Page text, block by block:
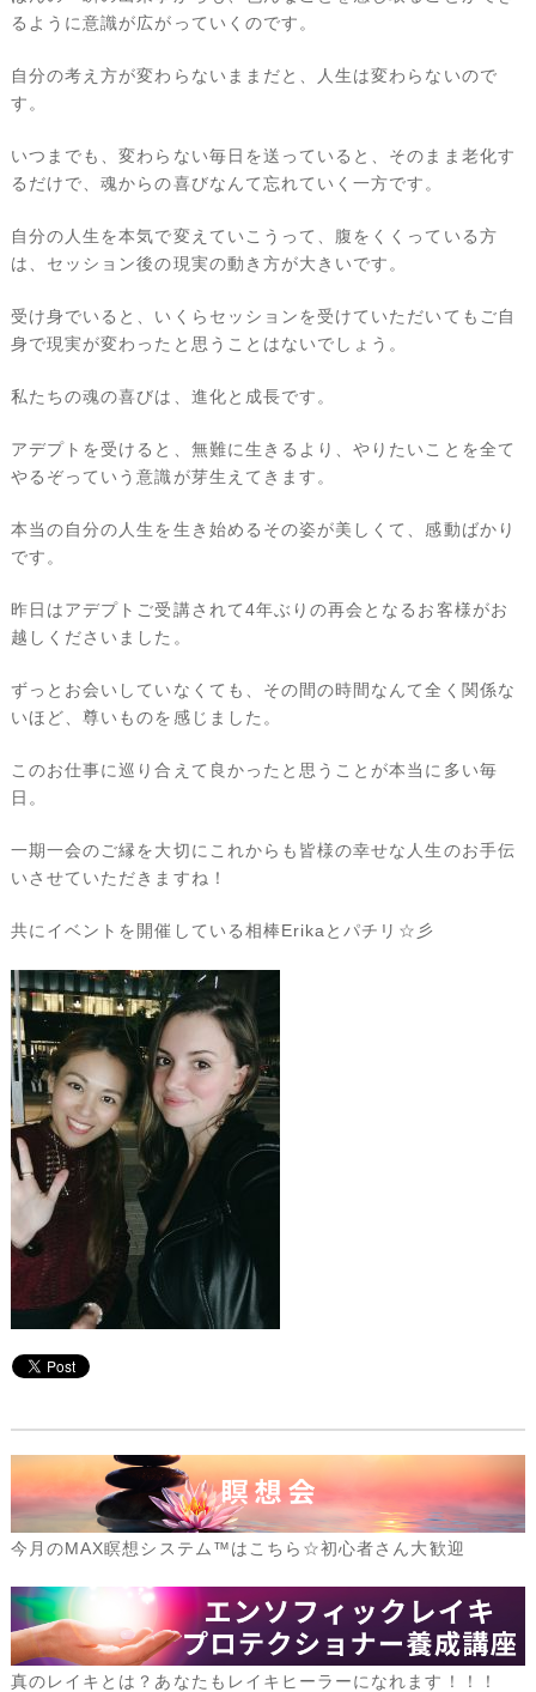
るように意識が広がっていくのです。
自分の考え方が変わらないままだと、人生は変わらないので
す。
いつまでも、変わらない毎日を送っていると、そのまま老化す
るだけで、魂からの喜びなんて忘れていく一方です。
自分の人生を本気で変えていこうって、腹をくくっている方
は、セッション後の現実の動き方が大きいです。
受け身でいると、いくらセッションを受けていただいてもご自
身で現実が変わったと思うことはないでしょう。
私たちの魂の喜びは、進化と成長です。
アデプトを受けると、無難に生きるより、やりたいことを全て
やるぞっていう意識が芽生えてきます。
本当の自分の人生を生き始めるその姿が美しくて、感動ばかり
です。
昨日はアデプトご受講されて4年ぶりの再会となるお客様がお
越しくださいました。
ずっとお会いしていなくても、その間の時間なんて全く関係な
いほど、尊いものを感じました。
このお仕事に巡り合えて良かったと思うことが本当に多い毎
日。
一期一会のご縁を大切にこれからも皆様の幸せな人生のお手伝
いさせていただきますね！
共にイベントを開催している相棒Erikaとパチリ☆彡
今月のMAX瞑想システム™はこちら☆初心者さん大歓迎
真のレイキとは？あなたもレイキヒーラーになれます！！！